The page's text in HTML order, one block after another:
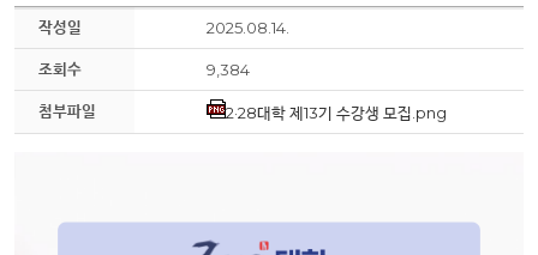
작성일 2025.08.14.
조회수 9,384
첨부파일 2·28대학 제13기 수강생 모집.png